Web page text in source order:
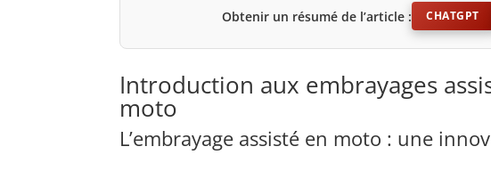
Obtenir un résumé de l’article : CHATGPT
Introduction aux embrayages
moto
L’embrayage assisté en moto : une